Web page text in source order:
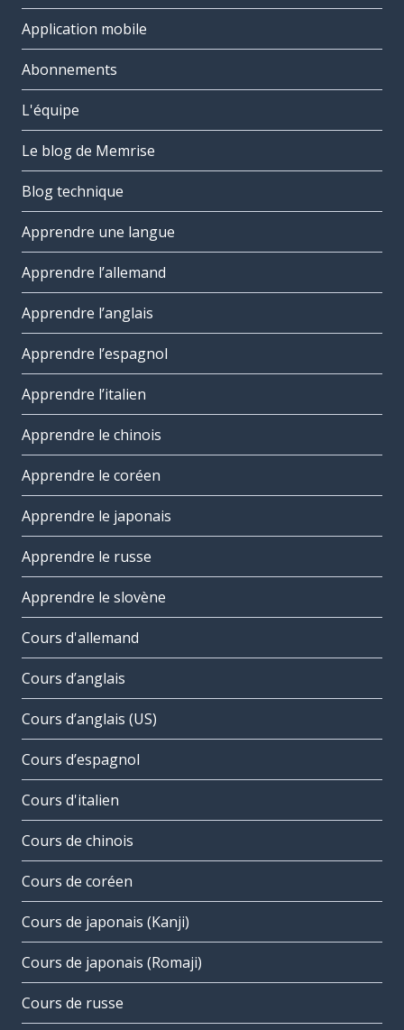
Application mobile
Abonnements
L'équipe
Le blog de Memrise
Blog technique
Apprendre une langue
Apprendre l’allemand
Apprendre l’anglais
Apprendre l’espagnol
Apprendre l’italien
Apprendre le chinois
Apprendre le coréen
Apprendre le japonais
Apprendre le russe
Apprendre le slovène
Cours d'allemand
Cours d’anglais
Cours d’anglais (US)
Cours d’espagnol
Cours d'italien
Cours de chinois
Cours de coréen
Cours de japonais (Kanji)
Cours de japonais (Romaji)
Cours de russe